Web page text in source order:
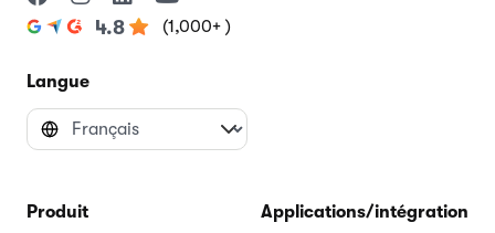
4.8 (1,000+ )
Langue
Produit
Applications/intégrations